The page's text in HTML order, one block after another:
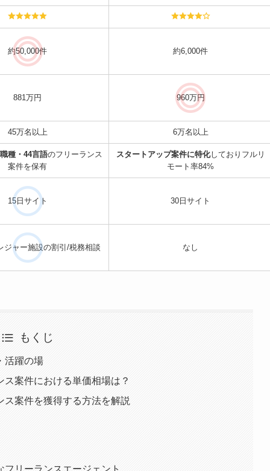
約50,000件 約6,000件
881万円 960万円
45万名以上 6万名以上
種・44言語のフリーランス
案件を保有
スタートアップ案件に特化しておりフルリ
モート率84%
15日サイト 30日サイト
ジャー施設の割引/税務相談 なし
もくじ
活躍の場
案件における単価相場は？
案件を獲得する方法を解説
リーランスエージェント